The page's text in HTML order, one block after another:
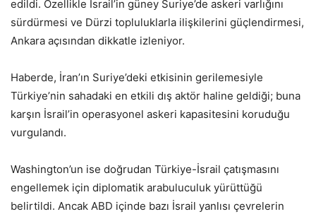
edildi. Özellikle İsrail’in güney Suriye’de askeri varlığını
sürdürmesi ve Dürzi topluluklarla ilişkilerini güçlendirmesi,
Ankara açısından dikkatle izleniyor.
Haberde, İran’ın Suriye’deki etkisinin gerilemesiyle
Türkiye’nin sahadaki en etkili dış aktör haline geldiği; buna
karşın İsrail’in operasyonel askeri kapasitesini koruduğu
vurgulandı.
Washington’un ise doğrudan Türkiye-İsrail çatışmasını
engellemek için diplomatik arabuluculuk yürüttüğü
belirtildi. Ancak ABD içinde bazı İsrail yanlısı çevrelerin